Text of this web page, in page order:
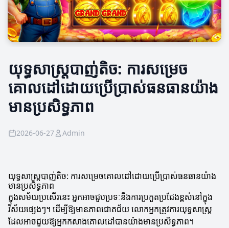
យុទ្ធសាស្ត្របាញ់តិច: ការសម្រេច
គោលដៅដោយប្រើប្រាស់ធនធានយ៉ាង
មានប្រសិទ្ធភាព
2026-06-27 Admin
យុទ្ធសាស្ត្របាញ់តិច: ការសម្រេចគោលដៅដោយប្រើប្រាស់ធនធានយ៉ាង
មានប្រសិទ្ធភាព
ក្នុងសម័យប្រសើរនេះ អ្នកអាចជួបប្រទៈនឹងការប្រកួតប្រជែងខ្ពស់នៅក្នុង
វិស័យផ្សេងៗ។ ដើម្បីឱ្យមានភាពជោគជ័យ លោកអ្នកត្រូវការយុទ្ធសាស្ត្រ
ដែលអាចជួយឱ្យអ្នកកសាងគោលដៅបានយ៉ាងមានប្រសិទ្ធភាព។